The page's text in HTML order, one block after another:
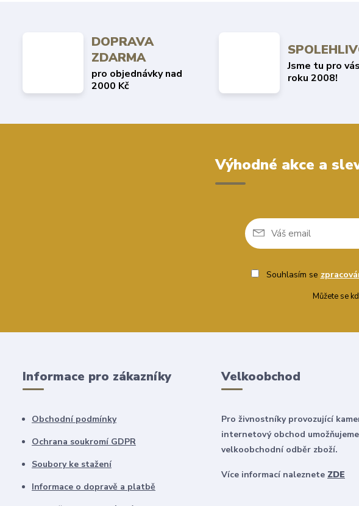
DOPRAVA
ZDARMA
pro objednávky nad
2000 Kč
Jsme tu pro
roku 2008!
Výhodné akce a
Souhlasím se
Můžete se
Informace pro zákazníky
Obchodní podmínky
Ochrana soukromí GDPR
Soubory ke stažení
Informace o dopravě a platbě
Velkoobchod
Pro živnostníky provozující
internetový obchod
velkoobchodní odběr zboží.
Více informací naleznete ZDE